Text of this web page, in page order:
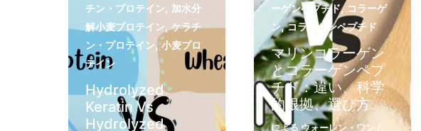
チン・プロテイン, 加水分
解小麦プロテイン,ケラチ
ン・プロテイン,小麦プロ
テイン
Hydrolyzed
Keratin Vs
Hydrolyzed
ーゲンペプチド,コラーゲ
ン,コラーゲンペプチド
マリンコラーゲン
とコラーゲンペプ
チド：違い、科学
的根拠、選び方
による ウォーレン・ワン /